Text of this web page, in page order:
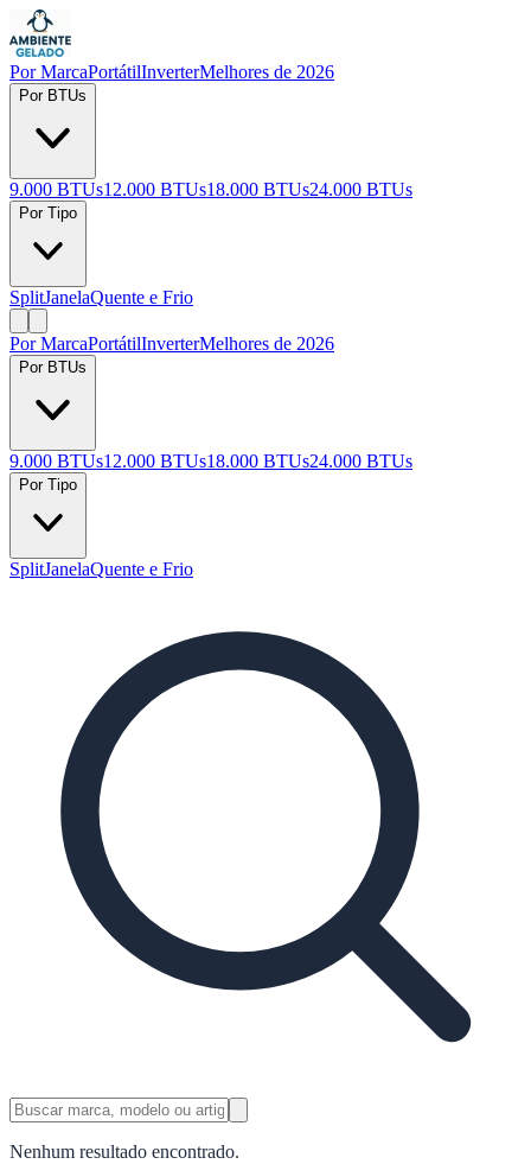
Por MarcaPortátilInverterMelhores de 2026
Por BTUs
9.000 BTUs12.000 BTUs18.000 BTUs24.000 BTUs
Por Tipo
SplitJanelaQuente e Frio
Por MarcaPortátilInverterMelhores de 2026
Por BTUs
9.000 BTUs12.000 BTUs18.000 BTUs24.000 BTUs
Por Tipo
SplitJanelaQuente e Frio
Nenhum resultado encontrado.